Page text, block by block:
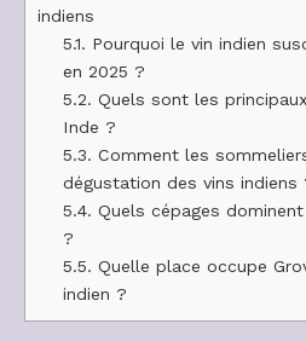
indiens
5.1. Pourquoi le vin indien
en 2025 ?
5.2. Quels sont les
Inde ?
5.3. Comment les
dégustation des vins indiens
5.4. Quels cépages
?
5.5. Quelle place occupe
indien ?